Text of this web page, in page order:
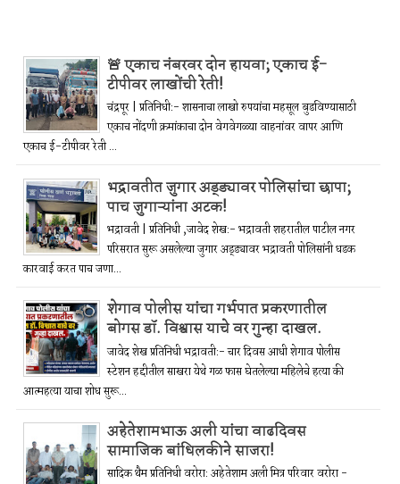
🚨 एकाच नंबरवर दोन हायवा; एकाच ई-
टीपीवर लाखोंची रेती!
चंद्रपूर | प्रतिनिधी:- शासनाचा लाखो रुपयांचा महसूल बुडविण्यासाठी
एकाच नोंदणी क्रमांकाचा दोन वेगवेगळ्या वाहनांवर वापर आणि
एकाच ई-टीपीवर रेती ...
भद्रावतीत जुगार अड्ड्यावर पोलिसांचा छापा;
पाच जुगाऱ्यांना अटक!
भद्रावती | प्रतिनिधी ,जावेद शेख:- भद्रावती शहरातील पाटील नगर
परिसरात सुरू असलेल्या जुगार अड्ड्यावर भद्रावती पोलिसांनी धडक
कारवाई करत पाच जणा...
शेगाव पोलीस यांचा गर्भपात प्रकरणातील
बोगस डॉ. विश्वास याचे वर गुन्हा दाखल.
जावेद शेख प्रतिनिधी भद्रावती:- चार दिवस आधी शेगाव पोलीस
स्टेशन हद्दीतील साखरा येथे गळ फास घेतलेल्या महिलेचे हत्या की
आत्महत्या याचा शोध सुरू...
अहेतेशामभाऊ अली यांचा वाढदिवस
सामाजिक बांधिलकीने साजरा!
सादिक थैम प्रतिनिधी वरोरा: अहेतेशाम अली मित्र परिवार वरोरा -